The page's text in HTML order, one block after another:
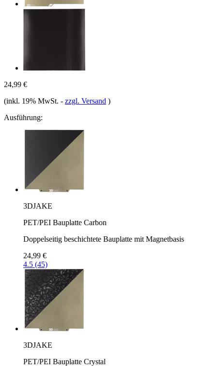
24,99 €
(inkl. 19% MwSt. - zzgl. Versand )
Ausführung:
3DJAKE
PET/PEI Bauplatte Carbon
Doppelseitig beschichtete Bauplatte mit Magnetbasis
24,99 €
4.5 (45)
3DJAKE
PET/PEI Bauplatte Crystal